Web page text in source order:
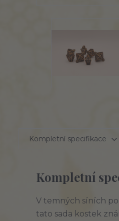
Kompletní specifikace
Kompletní
V temných síních
tato sada kostek